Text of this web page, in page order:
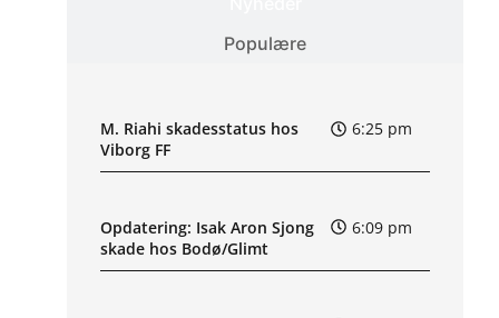
Populære
M. Riahi skadesstatus hos
Viborg FF
6:25 pm
Opdatering: Isak Aron Sjong
skade hos Bodø/Glimt
6:09 pm